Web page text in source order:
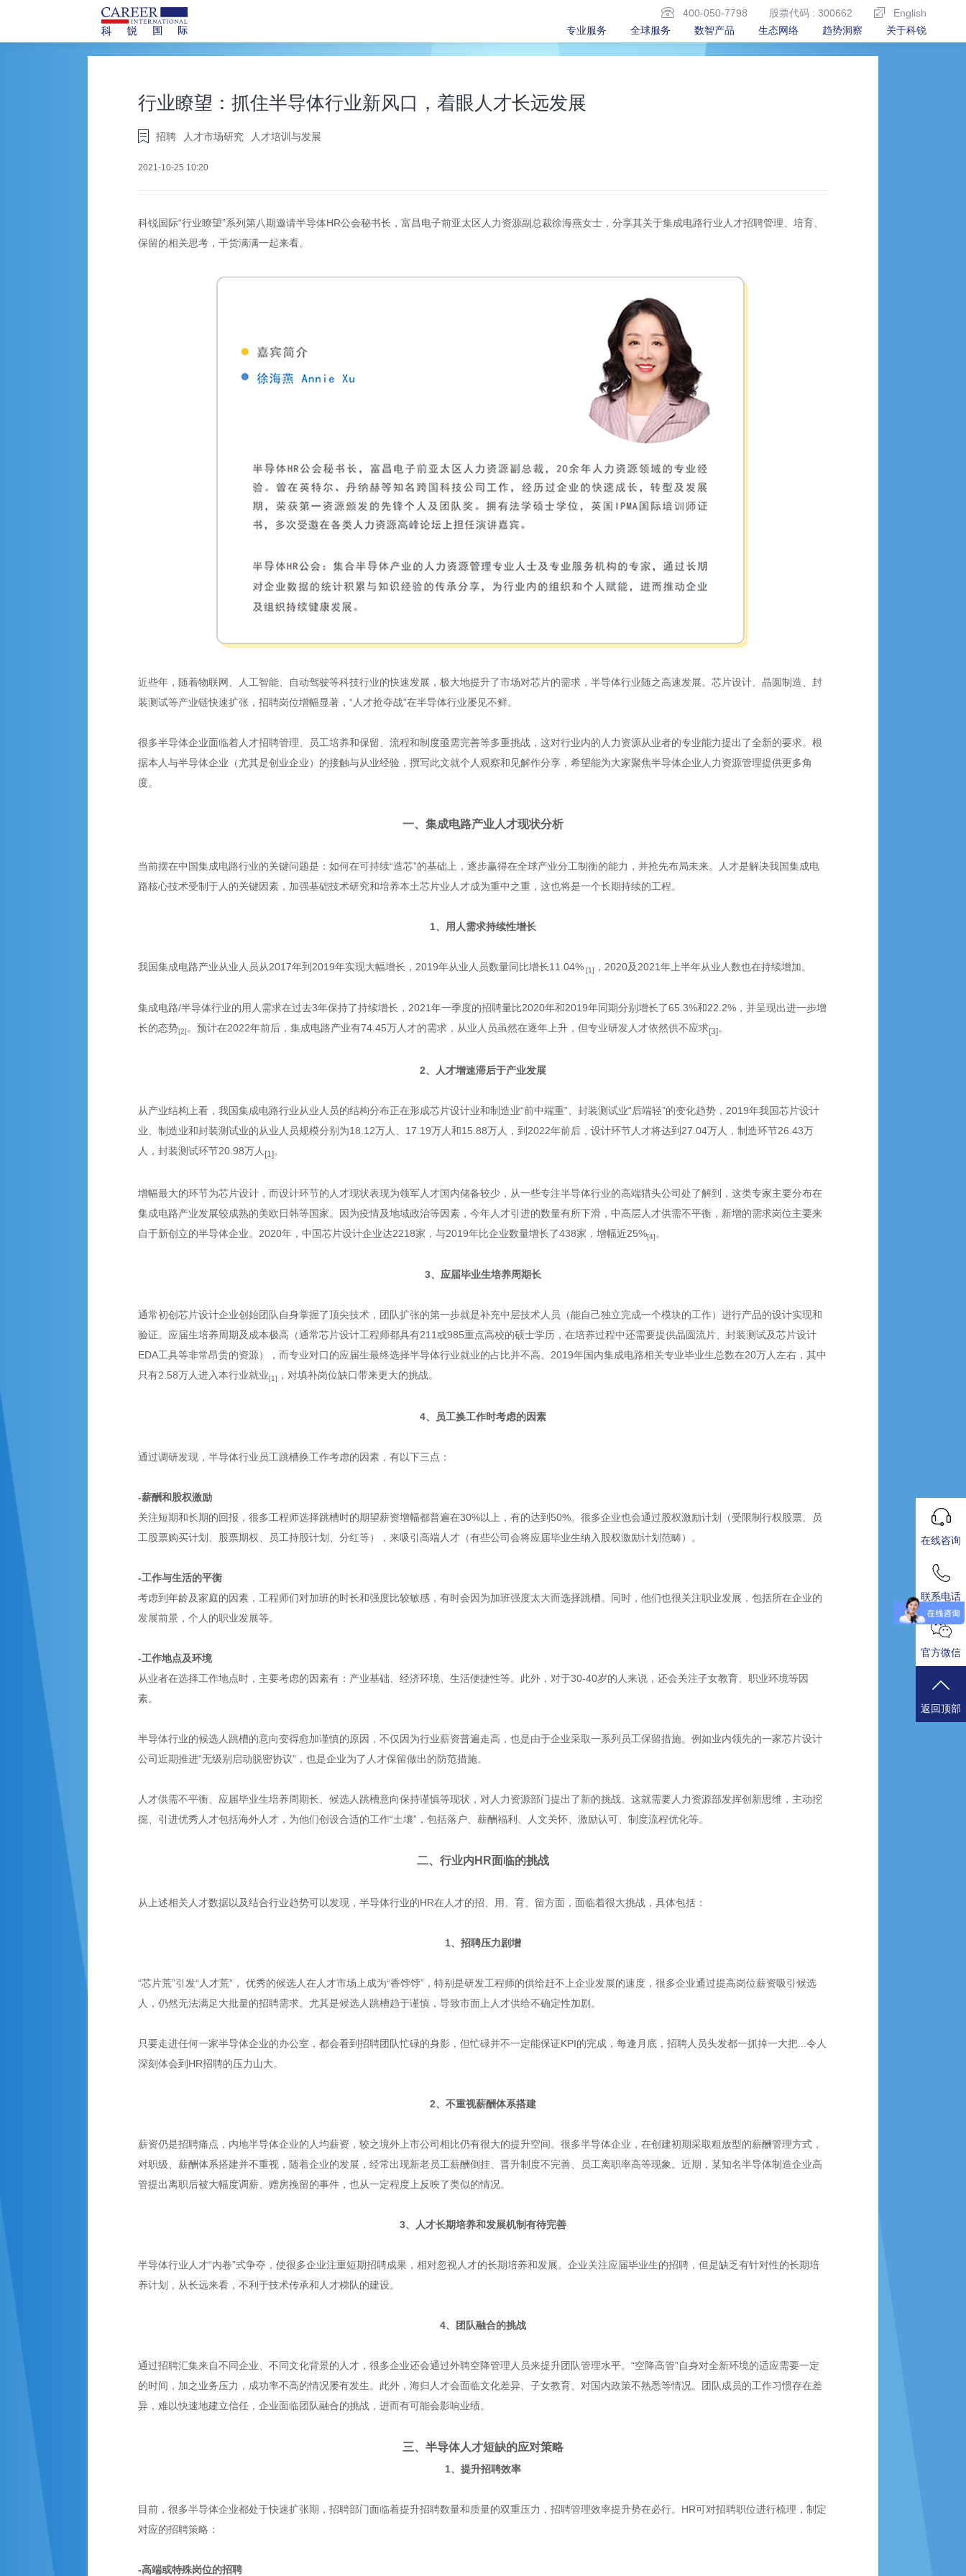
400-050-7798 股票代码 : 300662
English
专业服务
全球服务 数智产品 生态网络 趋势洞察 关于科锐
行业瞭望：抓住半导体行业新风口，着眼人才长远发展
招聘 人才市场研究 人才培训与发展
2021-10-25 10:20
科锐国际“行业瞭望”系列第八期邀请半导体HR公会秘书长，富昌电子前亚太区人力资源副总裁徐海燕女士，分享其关于集成电路行业人才招聘管理、培育、
保留的相关思考，干货满满一起来看。
近些年，随着物联网、人工智能、自动驾驶等科技行业的快速发展，极大地提升了市场对芯片的需求，半导体行业随之高速发展。芯片设计、晶圆制造、封
装测试等产业链快速扩张，招聘岗位增幅显著，“人才抢夺战”在半导体行业屡见不鲜。
很多半导体企业面临着人才招聘管理、员工培养和保留、流程和制度亟需完善等多重挑战，这对行业内的人力资源从业者的专业能力提出了全新的要求。根
据本人与半导体企业（尤其是创业企业）的接触与从业经验，撰写此文就个人观察和见解作分享，希望能为大家聚焦半导体企业人力资源管理提供更多角
度。
一、 集成电路产业人才现状分析
当前摆在中国集成电路行业的关键问题是：如何在可持续“造芯”的基础上，逐步赢得在全球产业分工制衡的能力，并抢先布局未来。人才是解决我国集成电
路核心技术受制于人的关键因素，加强基础技术研究和培养本土芯片业人才成为重中之重，这也将是一个长期持续的工程。
1、用人需求持续性增长
我国集成电路产业从业人员从2017年到2019年实现大幅增长，2019年从业人员数量同比增长11.04% [1] ，2020及2021年上半年从业人数也在持续增加。
集成电路/半导体行业的用人需求在过去3年保持了持续增长，2021年一季度的招聘量比2020年和2019年同期分别增长了65.3%和22.2%，并呈现出进一步增
长的态势[2] 。预计在2022年前后，集成电路产业有74.45万人才的需求，从业人员虽然在逐年上升，但专业研发人才依然供不应求[3]。
2、人才增速滞后于产业发展
从产业结构上看，我国集成电路行业从业人员的结构分布正在形成芯片设计业和制造业“前中端重”、封装测试业“后端轻”的变化趋势，2019年我国芯片设计
业、制造业和封装测试业的从业人员规模分别为18.12万人、17.19万人和15.88万人，到2022年前后，设计环节人才将达到27.04万人，制造环节26.43万
人，封装测试环节20.98万人 [1] 。
增幅最大的环节为芯片设计，而设计环节的人才现状表现为领军人才国内储备较少，从一些专注半导体行业的高端猎头公司处了解到，这类专家主要分布在
集成电路产业发展较成熟的美欧日韩等国家。因为疫情及地域政治等因素，今年人才引进的数量有所下滑，中高层人才供需不平衡，新增的需求岗位主要来
自于新创立的半导体企业。2020年，中国芯片设计企业达2218家，与2019年比企业数量增长了438家，增幅近25%[4] 。
3、应届毕业生培养周期长
通常初创芯片设计企业创始团队自身掌握了顶尖技术，团队扩张的第一步就是补充中层技术人员（能自己独立完成一个模块的工作）进行产品的设计实现和
验证。应届生培养周期及成本极高（通常芯片设计工程师都具有211或985重点高校的硕士学历，在培养过程中还需要提供晶圆流片、封装测试及芯片设计
EDA工具等非常昂贵的资源），而专业对口的应届生最终选择半导体行业就业的占比并不高。2019年国内集成电路相关专业毕业生总数在20万人左右，其中
只有2.58万人进入本行业就业[1] ，对填补岗位缺口带来更大的挑战。
4、员工换工作时考虑的因素
通过调研发现，半导体行业员工跳槽换工作考虑的因素，有以下三点：
-薪酬和股权激励
关注短期和长期的回报，很多工程师选择跳槽时的期望薪资增幅都普遍在30%以上，有的达到50%。很多企业也会通过股权激励计划（受限制行权股票、员
工股票购买计划、股票期权、员工持股计划、分红等），来吸引高端人才（有些公司会将应届毕业生纳入股权激励计划范畴）。
-工作与生活的平衡
考虑到年龄及家庭的因素，工程师们对加班的时长和强度比较敏感，有时会因为加班强度太大而选择跳槽。同时，他们也很关注职业发展，包括所在企业的
发展前景，个人的职业发展等。
-工作地点及环境
从业者在选择工作地点时，主要考虑的因素有：产业基础、经济环境、生活便捷性等。此外，对于30-40岁的人来说，还会关注子女教育、职业环境等因
素。
半导体行业的候选人跳槽的意向变得愈加谨慎的原因，不仅因为行业薪资普遍走高，也是由于企业采取一系列员工保留措施。例如业内领先的一家芯片设计
公司近期推进“无级别启动脱密协议”，也是企业为了人才保留做出的防范措施。
人才供需不平衡、应届毕业生培养周期长、候选人跳槽意向保持谨慎等现状，对人力资源部门提出了新的挑战。这就需要人力资源部发挥创新思维，主动挖
掘、引进优秀人才包括海外人才，为他们创设合适的工作“土壤”，包括落户、薪酬福利、人文关怀、激励认可、制度流程优化等。
二、行业内HR面临的挑战
从上述相关人才数据以及结合行业趋势可以发现，半导体行业的HR在人才的招、用、育、留方面，面临着很大挑战，具体包括：
1、招聘压力剧增
“芯片荒”引发“人才荒”， 优秀的候选人在人才市场上成为“香饽饽”，特别是研发工程师的供给赶不上企业发展的速度，很多企业通过提高岗位薪资吸引候选
人，仍然无法满足大批量的招聘需求。尤其是候选人跳槽趋于谨慎，导致市面上人才供给不确定性加剧。
只要走进任何一家半导体企业的办公室，都会看到招聘团队忙碌的身影，但忙碌并不一定能保证KPI的完成，每逢月底，招聘人员头发都一抓掉一大把...令人
深刻体会到HR招聘的压力山大。
2、不重视薪酬体系搭建
薪资仍是招聘痛点，内地半导体企业的人均薪资，较之境外上市公司相比仍有很大的提升空间。很多半导体企业，在创建初期采取粗放型的薪酬管理方式，
对职级、薪酬体系搭建并不重视，随着企业的发展，经常出现新老员工薪酬倒挂、晋升制度不完善、员工离职率高等现象。近期，某知名半导体制造企业高
管提出离职后被大幅度调薪、赠房挽留的事件，也从一定程度上反映了类似的情况。
3、人才长期培养和发展机制有待完善
半导体行业人才“内卷”式争夺，使很多企业注重短期招聘成果，相对忽视人才的长期培养和发展。企业关注应届毕业生的招聘，但是缺乏有针对性的长期培
养计划，从长远来看，不利于技术传承和人才梯队的建设。
4、团队融合的挑战
通过招聘汇集来自不同企业、不同文化背景的人才，很多企业还会通过外聘空降管理人员来提升团队管理水平。“空降高管”自身对全新环境的适应需要一定
的时间，加之业务压力，成功率不高的情况屡有发生。此外，海归人才会面临文化差异、子女教育、对国内政策不熟悉等情况。团队成员的工作习惯存在差
异，难以快速地建立信任，企业面临团队融合的挑战，进而有可能会影响业绩。
三、半导体人才短缺的应对策略
1、提升招聘效率
目前，很多半导体企业都处于快速扩张期，招聘部门面临着提升招聘数量和质量的双重压力，招聘管理效率提升势在必行。HR可对招聘职位进行梳理，制定
对应的招聘策略：
-高端或特殊岗位的招聘
在线咨询
联系电话
官方微信
返回顶部